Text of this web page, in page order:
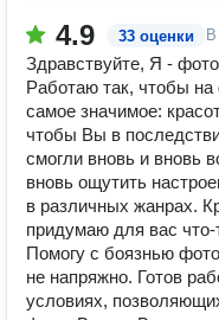
4.9 33 оценки
Здравствуйте, Я -
Работаю так, чтобы
самое значимое:
чтобы Вы в
смогли вновь и вновь
вновь ощутить
в различных жанрах.
придумаю для вас
Помогу с боязнью
не напряжно. Готов
условиях,